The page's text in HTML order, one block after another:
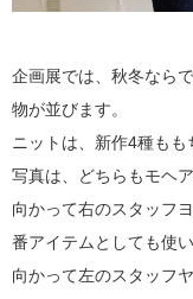
企画展では、秋冬なら
物が並びます。
ニットは、新作4種もも
写真は、どちらもモヘ
向かって右のスタッフ
番アイテムとしても使
向かって左のスタッフ